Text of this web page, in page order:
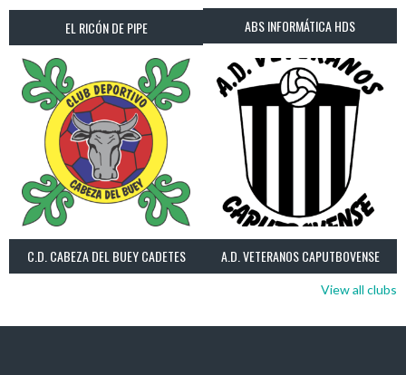
EL RICÓN DE PIPE ABS INFORMÁTICA HDS
C.D. CABEZA DEL BUEY CADETES A.D. VETERANOS CAPUTBOVENSE
View all clubs